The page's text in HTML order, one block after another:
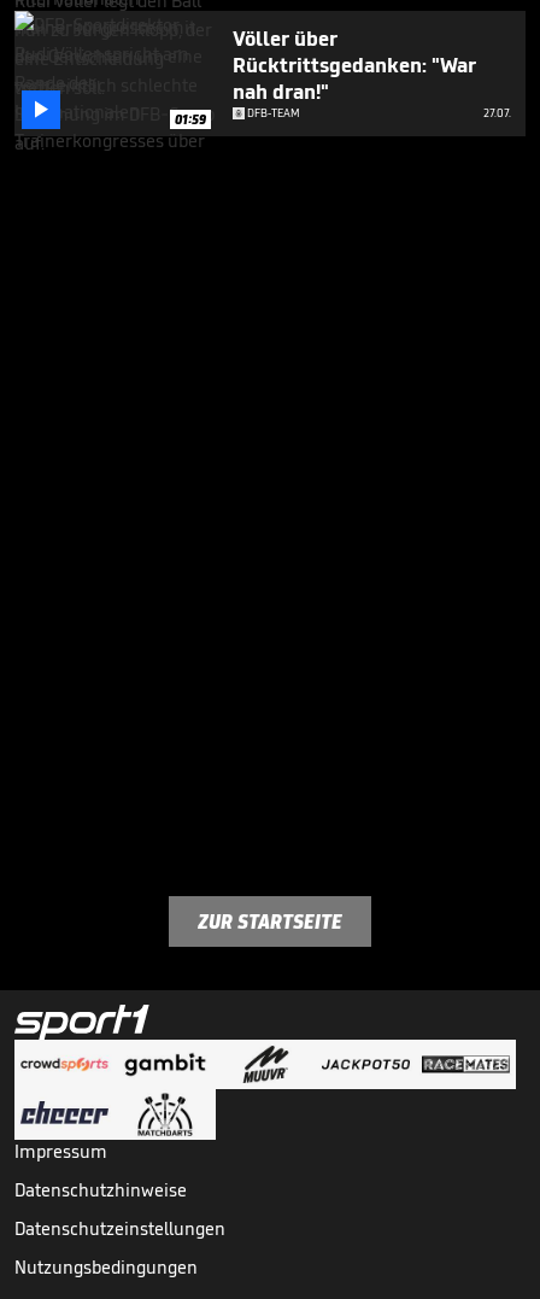
 01:59
Völler über
Rücktrittsgedanken: "War
nah dran!"
DFB-TEAM 27.07.
ZUR STARTSEITE
Impressum
Datenschutzhinweise
Datenschutzeinstellungen
Nutzungsbedingungen